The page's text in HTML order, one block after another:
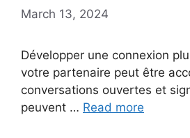
March 13, 2024
Développer une connexion
votre partenaire peut être
conversations ouvertes et
peuvent … Read more